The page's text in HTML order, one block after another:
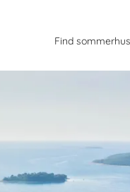
Find sommerhus